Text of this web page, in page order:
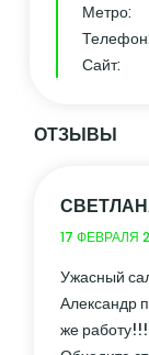
Метро:
Телефон:
Сайт:
ОТЗЫВЫ
17 ФЕВРАЛЯ
Ужасный
Александр
же